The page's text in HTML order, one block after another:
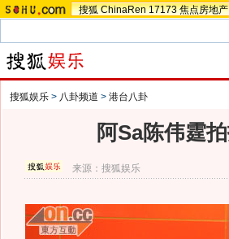
搜狐 ChinaRen 17173 焦点房地产
搜狐娱乐 > 八卦频道 > 港台八卦
阿Sa陈伟霆
来源：搜狐娱乐